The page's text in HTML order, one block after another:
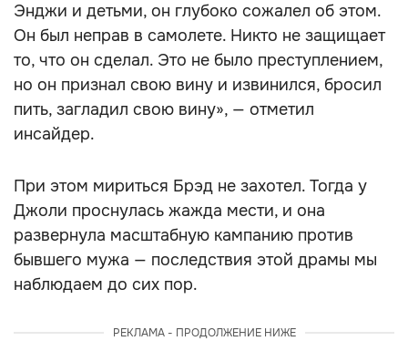
Энджи и детьми, он глубоко сожалел об этом.
Он был неправ в самолете. Никто не защищает
то, что он сделал. Это не было преступлением,
но он признал свою вину и извинился, бросил
пить, загладил свою вину», — отметил
инсайдер.
При этом мириться Брэд не захотел. Тогда у
Джоли проснулась жажда мести, и она
развернула масштабную кампанию против
бывшего мужа — последствия этой драмы мы
наблюдаем до сих пор.
РЕКЛАМА - ПРОДОЛЖЕНИЕ НИЖЕ